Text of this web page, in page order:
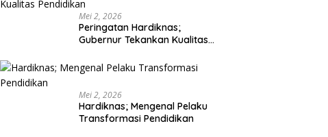
Mei 2, 2026
Peringatan Hardiknas;
Gubernur Tekankan Kualitas
Mei 2, 2026
Hardiknas; Mengenal Pelaku
Transformasi Pendidikan